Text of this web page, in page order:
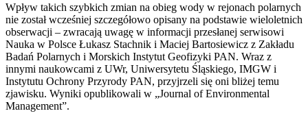
Wpływ takich szybkich zmian na obieg wody w rejonach polarnych
nie został wcześniej szczegółowo opisany na podstawie wieloletnich
obserwacji – zwracają uwagę w informacji przesłanej serwisowi
Nauka w Polsce Łukasz Stachnik i Maciej Bartosiewicz z Zakładu
Badań Polarnych i Morskich Instytut Geofizyki PAN. Wraz z
innymi naukowcami z UWr, Uniwersytetu Śląskiego, IMGW i
Instytutu Ochrony Przyrody PAN, przyjrzeli się oni bliżej temu
zjawisku. Wyniki opublikowali w „Journal of Environmental
Management”.